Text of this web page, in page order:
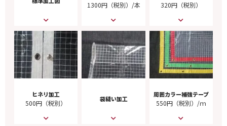
1300円（税別）/本 320円（税別）
ヒネリ加工
500円（税別） 袋縫い加工
周囲カラー補強テープ
550円（税別）/ｍ